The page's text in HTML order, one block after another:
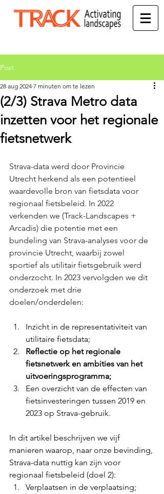
Post
(2/3) Strava Metro data
inzetten voor het regionale
fietsnetwerk
28 aug 2024 7 minuten om te lezen
Strava-data werd door Provincie
Utrecht herkend als een potentieel
waardevolle bron van fietsdata voor
regionaal fietsbeleid. In 2022
verkenden we (Track-Landscapes +
Arcadis) die potentie met een
bundeling van Strava-analyses voor de
provincie Utrecht, waarbij zowel
sportief als utilitair fietsgebruik werd
onderzocht. In 2023 vervolgden we dit
onderzoek met drie
doelen/onderdelen:
Inzicht in de representativiteit van
utilitaire fietsdata;
Reflectie op het regionale
fietsnetwerk en ambities van het
uitvoeringsprogramma;
Een overzicht van de effecten van
fietsinvesteringen tussen 2019 en
2023 op Strava-gebruik.
In dit artikel beschrijven we vijf
manieren waarop, naar onze bevinding,
Strava-data nuttig kan zijn voor
regionaal fietsbeleid (doel 2):
Verplaatsen in de verplaatsing;